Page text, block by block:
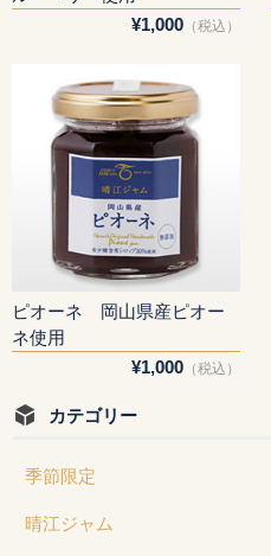
¥1,000（税込）
ピオーネ 岡山県産ピオー
ネ使用
¥1,000（税込）
カテゴリー
季節限定
晴江ジャム